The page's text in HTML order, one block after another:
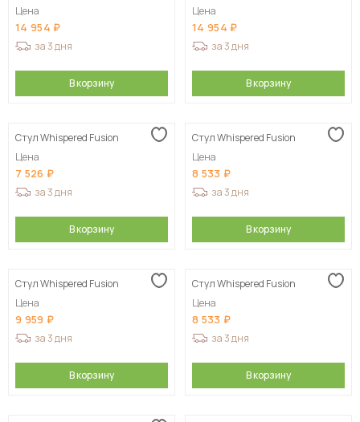
Цена
14 954
за 3 дня
В корзину
Цена
14 954
за 3 дня
В корзину
Стул Whispered Fusion
Цена
7 526
за 3 дня
В корзину
Стул Whispered Fusion
Цена
8 533
за 3 дня
В корзину
Стул Whispered Fusion
Цена
9 959
за 3 дня
В корзину
Стул Whispered Fusion
Цена
8 533
за 3 дня
В корзину